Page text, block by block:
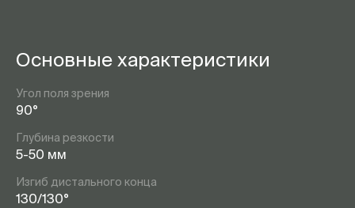
Основные характеристики
Угол поля зрения
90°
Глубина резкости
5-50 мм
Изгиб дистального конца
130/130°